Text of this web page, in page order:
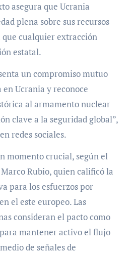
asegura que Ucrania
plena sobre sus recursos
cualquier extracción
estatal.
un compromiso mutuo
Ucrania y reconoce
al armamento nuclear
clave a la seguridad global”,
redes sociales.
momento crucial, según el
Rubio, quien calificó la
para los esfuerzos por
el este europeo. Las
consideran el pacto como
mantener activo el flujo
de señales de